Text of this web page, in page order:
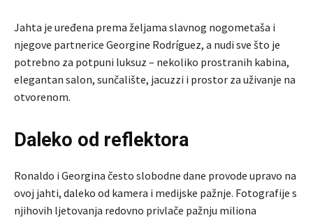
Jahta je uređena prema željama slavnog nogometaša i
njegove partnerice Georgine Rodríguez, a nudi sve što je
potrebno za potpuni luksuz – nekoliko prostranih kabina,
elegantan salon, sunčalište, jacuzzi i prostor za uživanje na
otvorenom.
Daleko od reflektora
Ronaldo i Georgina često slobodne dane provode upravo na
ovoj jahti, daleko od kamera i medijske pažnje. Fotografije s
njihovih ljetovanja redovno privlače pažnju miliona